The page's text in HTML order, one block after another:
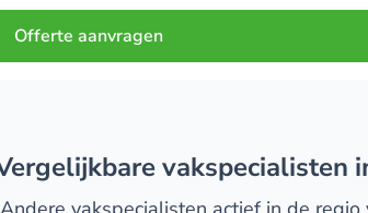
Offerte aanvragen
Vergelijkbare vakspecialisten